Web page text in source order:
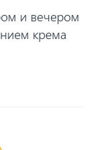
и вечером
крема